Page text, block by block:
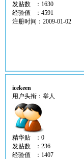
发贴数 ：1630
经验值 ：4591
注册时间：2009-01-02
icekeen
用户头衔：举人
精华贴 ：0
发贴数 ：236
经验值 ：1407